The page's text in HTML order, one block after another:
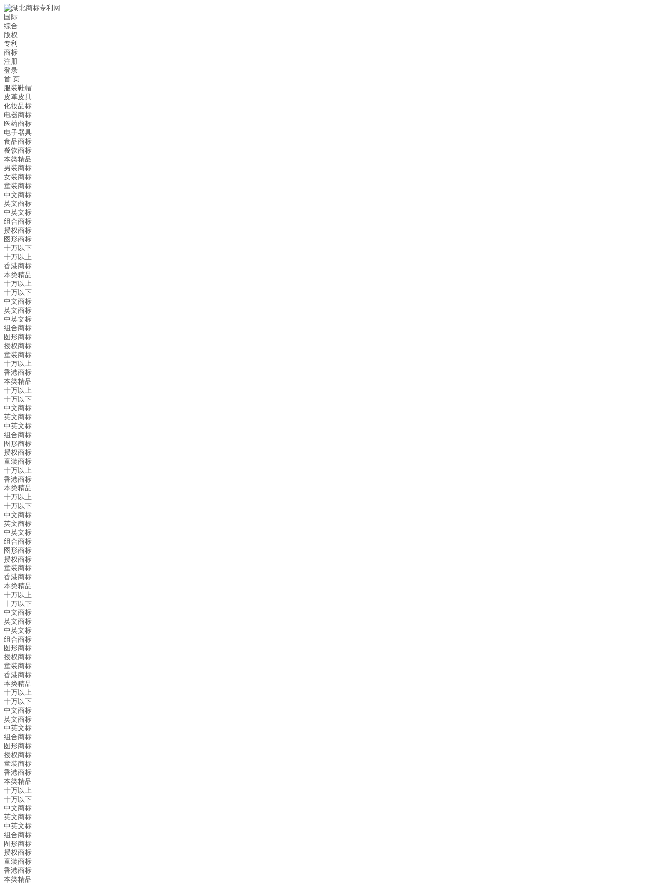
国际
综合
版权
专利
商标
注册
登录
首 页
服装鞋帽
皮革皮具
化妆品标
电器商标
医药商标
电子器具
食品商标
餐饮商标
本类精品
男装商标
女装商标
童装商标
中文商标
英文商标
中英文标
组合商标
授权商标
图形商标
十万以下
十万以上
香港商标
本类精品
十万以上
十万以下
中文商标
英文商标
中英文标
组合商标
图形商标
授权商标
童装商标
十万以上
香港商标
本类精品
十万以上
十万以下
中文商标
英文商标
中英文标
组合商标
图形商标
授权商标
童装商标
十万以上
香港商标
本类精品
十万以上
十万以下
中文商标
英文商标
中英文标
组合商标
图形商标
授权商标
童装商标
香港商标
本类精品
十万以上
十万以下
中文商标
英文商标
中英文标
组合商标
图形商标
授权商标
童装商标
香港商标
本类精品
十万以上
十万以下
中文商标
英文商标
中英文标
组合商标
图形商标
授权商标
童装商标
香港商标
本类精品
十万以上
十万以下
中文商标
英文商标
中英文标
组合商标
图形商标
授权商标
童装商标
香港商标
本类精品